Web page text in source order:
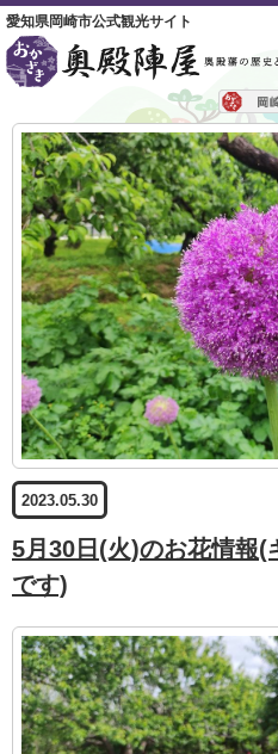
愛知県岡崎市公式観光サイト
2023.05.30
5月30日(火)のお花情報(
です)